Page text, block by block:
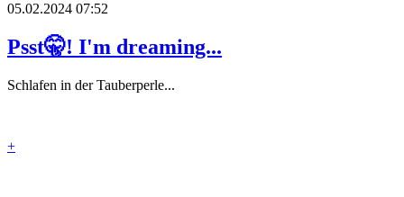
05.02.2024 07:52
Psst🤫! I'm dreaming...
Schlafen in der Tauberperle...
+